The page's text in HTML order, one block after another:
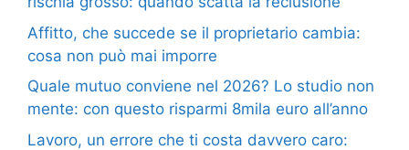
Affitto, che succede se il proprietario cambia:
cosa non può mai imporre
Quale mutuo conviene nel 2026? Lo studio non
mente: con questo risparmi 8mila euro all’anno
Lavoro, un errore che ti costa davvero caro: